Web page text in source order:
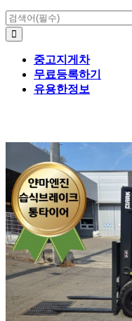
중고지게차
무료등록하기
유용한정보